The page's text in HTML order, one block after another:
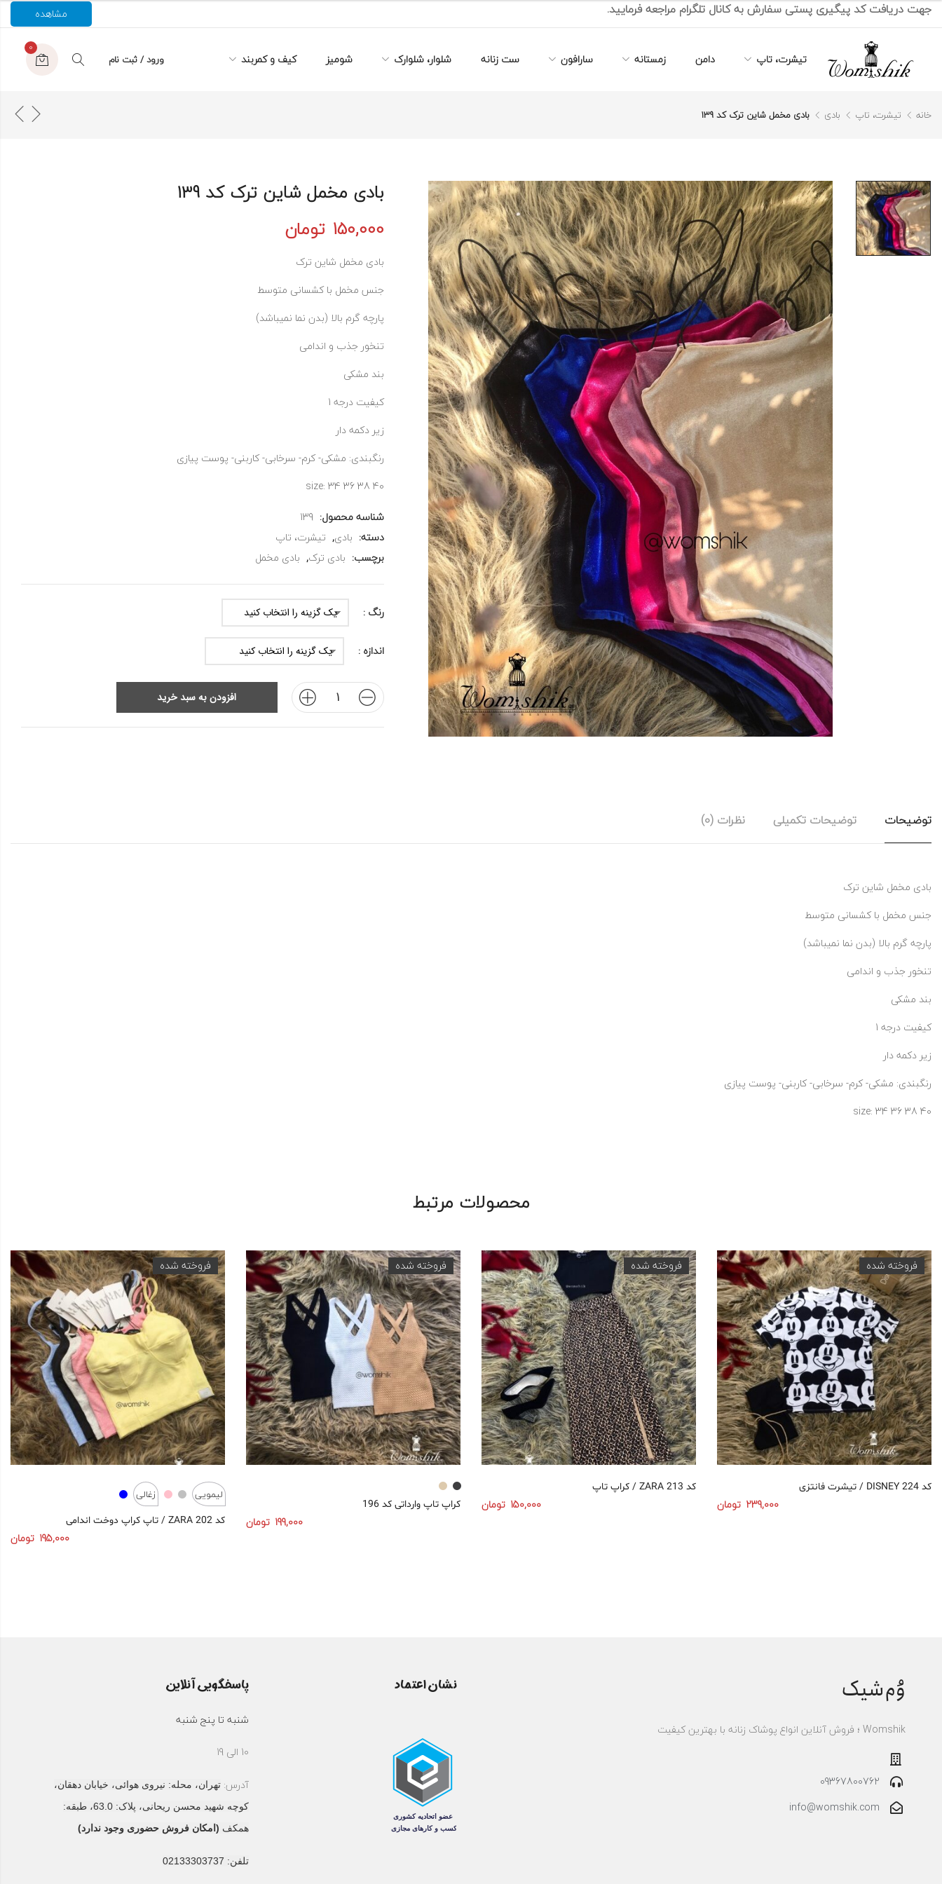
جهت دریافت کد پیگیری پستی سفارش به کانال تلگرام مراجعه فرمایید. مشاهده
تیشرت، تاپ دامن زمستانه سارافون ست زنانه شلوار، شلوارک شومیز کیف و کمربند ورود / ثبت نام
0
خانه تیشرت، تاپ بادی بادی مخمل شاین ترک کد 139
بادی مخمل شاین ترک کد 139
150,000 تومان
بادی مخمل شاین ترک
جنس مخمل با کشسانی متوسط
پارچه گرم بالا (بدن نما نمیباشد)
تنخور جذب و اندامی
بند مشکی
کیفیت درجه 1
زیر دکمه دار
رنگبندی: مشکی- کرم- سرخابی- کاربنی- پوست پیازی
size: 34 36 38 40
شناسه محصول: 139
دسته: بادی, تیشرت، تاپ
برچسب: بادی ترک, بادی مخمل
رنگ :
اندازه :
افزودن به سبد خرید
توضیحات توضیحات تکمیلی نظرات (0)
بادی مخمل شاین ترک
جنس مخمل با کشسانی متوسط
پارچه گرم بالا (بدن نما نمیباشد)
تنخور جذب و اندامی
بند مشکی
کیفیت درجه 1
زیر دکمه دار
رنگبندی: مشکی- کرم- سرخابی- کاربنی- پوست پیازی
size: 34 36 38 40
محصولات مرتبط
فروخته شده
زغالی لیمویی
تاپ کراپ دوخت اندامی / ZARA کد 202
195,000 تومان
فروخته شده
کراپ تاپ وارداتی کد 196
199,000 تومان
فروخته شده
کراپ تاپ / ZARA کد 213
150,000 تومان
فروخته شده
تیشرت فانتزی / DISNEY کد 224
239,000 تومان
وُم‌شیک
Womshik ؛ فروش آنلاین انواع پوشاک زنانه با بهترین کیفیت
09367800762
info@womshik.com
نشان اعتماد پاسخگویی آنلاین
شنبه تا پنج شنبه
10 الی 19
آدرس:تهران، محله: نیروی هوائی، خیابان دهقان،
کوچه شهید محسن ریحانی، پلاک: 63.0، طبقه:
همکف (امکان فروش حضوری وجود ندارد)
تلفن: 02133303737